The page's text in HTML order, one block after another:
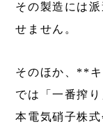
その製造には
せません。
そのほか、**
では「一番搾
本電気硝子株